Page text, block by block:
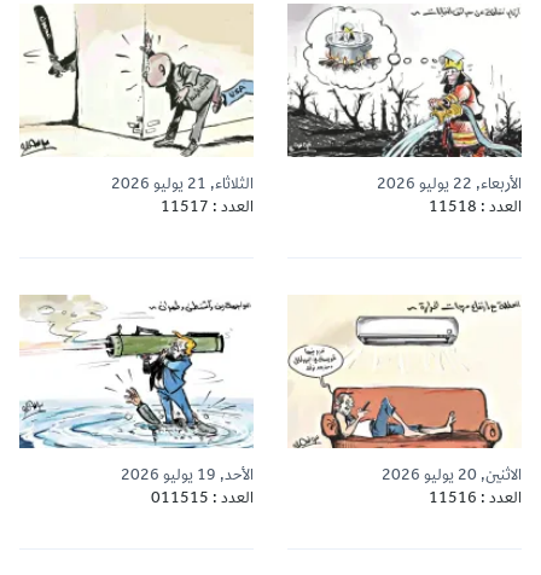
الأربعاء, 22 يوليو 2026
العدد : 11518
الثلاثاء, 21 يوليو 2026
العدد : 11517
الاثنين, 20 يوليو 2026
العدد : 11516
الأحد, 19 يوليو 2026
العدد : 011515